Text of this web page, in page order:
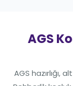
AGS
AGS